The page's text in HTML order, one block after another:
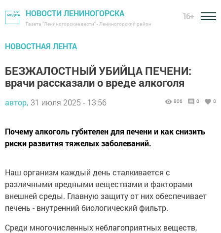
НОВОСТИ ЛЕНИНОГОРСКА
Газета "Лениногорские вести" - Лениногорский район
16+
НОВОСТНАЯ ЛЕНТА
БЕЗЖАЛОСТНЫЙ УБИЙЦА ПЕЧЕНИ:
врачи рассказали о вреде алкоголя
автор, 31 июля 2025 - 13:56 806 0 0
Почему алкоголь губителен для печени и как снизить
риски развития тяжелых заболеваний.
Наш организм каждый день сталкивается с
различными вредными веществами и факторами
внешней среды. Главную защиту от них обеспечивает
печень - внутренний биологический фильтр.
Среди многочисленных неблагоприятных веществ,